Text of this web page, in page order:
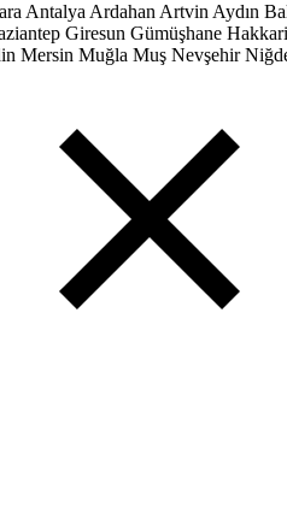
Antalya Ardahan Artvin Aydın
Giresun Gümüşhane Hakkari
Mersin Muğla Muş Nevşehir